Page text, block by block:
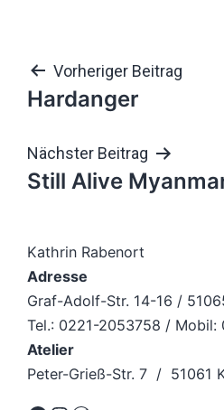
Vorheriger Beitrag
Hardanger
Nächster Beitrag
Still Alive
Kathrin Rabenort
Adresse
Graf-Adolf-Str. 14-16 /
Tel.: 0221-2053758 / Mobil:
Atelier
Peter-Grieß-Str. 7 / 51061